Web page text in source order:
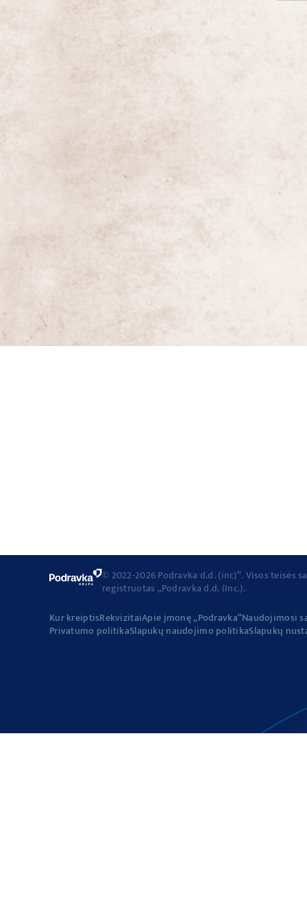
© 2022-2026 Podravka d.d. (inc)“. Visos teisės
registruotas „Podravka d.d. (Inc.).
Kur kreiptisRekvizitaiApie įmonę „Podravka“Naudojimosi
Privatumo politikaSlapukų naudojimo politikaSlapukų